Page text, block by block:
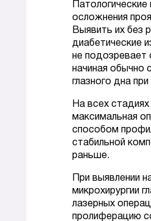
осложнения
Выявить их без
диабетические
не
начиная обычно
глазного дна
На всех
максимальная
способом
стабильной
раньше.
При выявлении
микрохирургии
лазерных
пролиферацию